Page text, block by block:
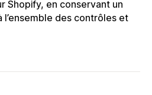
Shopify, en conservant un
l’ensemble des contrôles et